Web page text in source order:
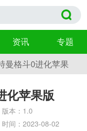
资讯
专题
曼格斗0进化苹果
化苹果版
版本：1.0
时间：2023-08-02